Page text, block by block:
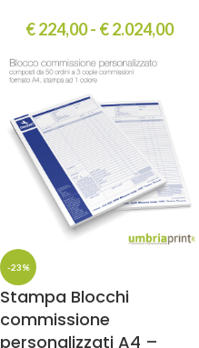
€224,00- €2.024,00
-23%
Stampa Blocchi
commissione
personalizzati A4 –